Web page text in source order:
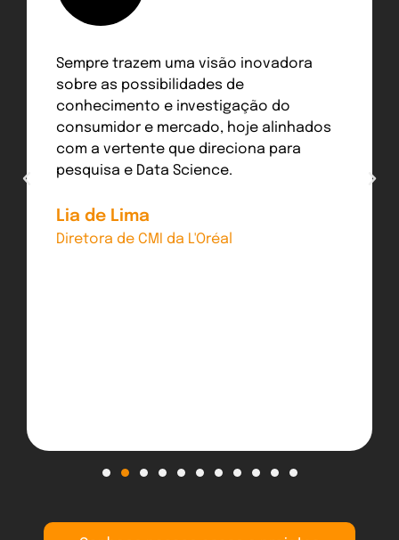
Sempre trazem uma visão inovadora
sobre as possibilidades de
conhecimento e investigação do
consumidor e mercado, hoje alinhados
com a vertente que direciona para
pesquisa e Data Science.
Lia de Lima
Diretora de CMI da L'Oréal